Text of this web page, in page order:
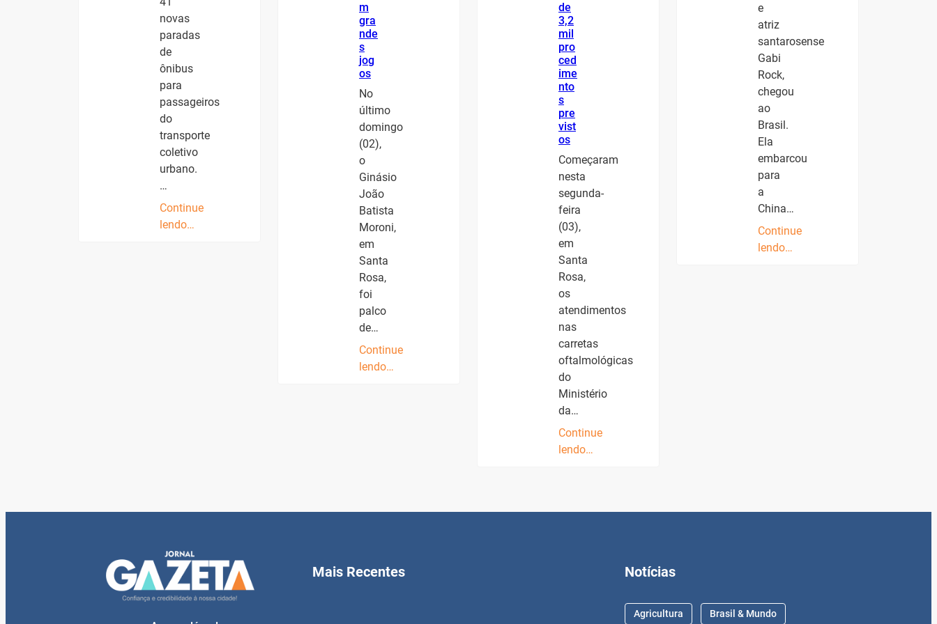
novas
paradas
de
ônibus
para
passageiros
do
transporte
coletivo
urbano.
…
Continue
lendo…
m
gra
nde
s
jog
os
No
último
domingo
(02),
o
Ginásio
João
Batista
Moroni,
em
Santa
Rosa,
foi
palco
de…
Continue
lendo…
de
3,2
mil
pro
ced
ime
nto
s
pre
vist
os
Começaram
nesta
segunda-
feira
(03),
em
Santa
Rosa,
os
atendimentos
nas
carretas
oftalmológicas
do
Ministério
da…
Continue
lendo…
e
atriz
santarosense
Gabi
Rock,
chegou
ao
Brasil.
Ela
embarcou
para
a
China…
Continue
lendo…
Mais Recentes Notícias
Agricultura Brasil & Mundo